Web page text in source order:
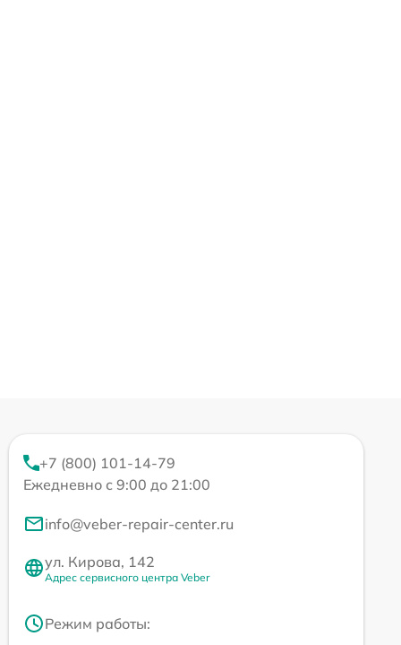
+7 (800) 101-14-79
Ежедневно с 9:00 до 21:00
info@veber-repair-center.ru
ул. Кирова, 142
Адрес сервисного центра Veber
Режим работы: